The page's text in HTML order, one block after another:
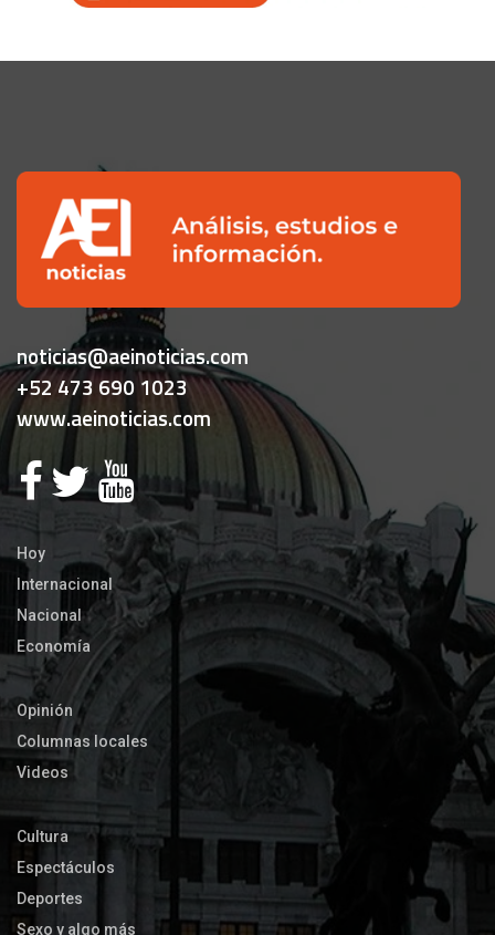
noticias@aeinoticias.com
+52 473 690 1023
www.aeinoticias.com
Hoy
Internacional
Nacional
Economía
Opinión
Columnas locales
Videos
Cultura
Espectáculos
Deportes
Sexo y algo más